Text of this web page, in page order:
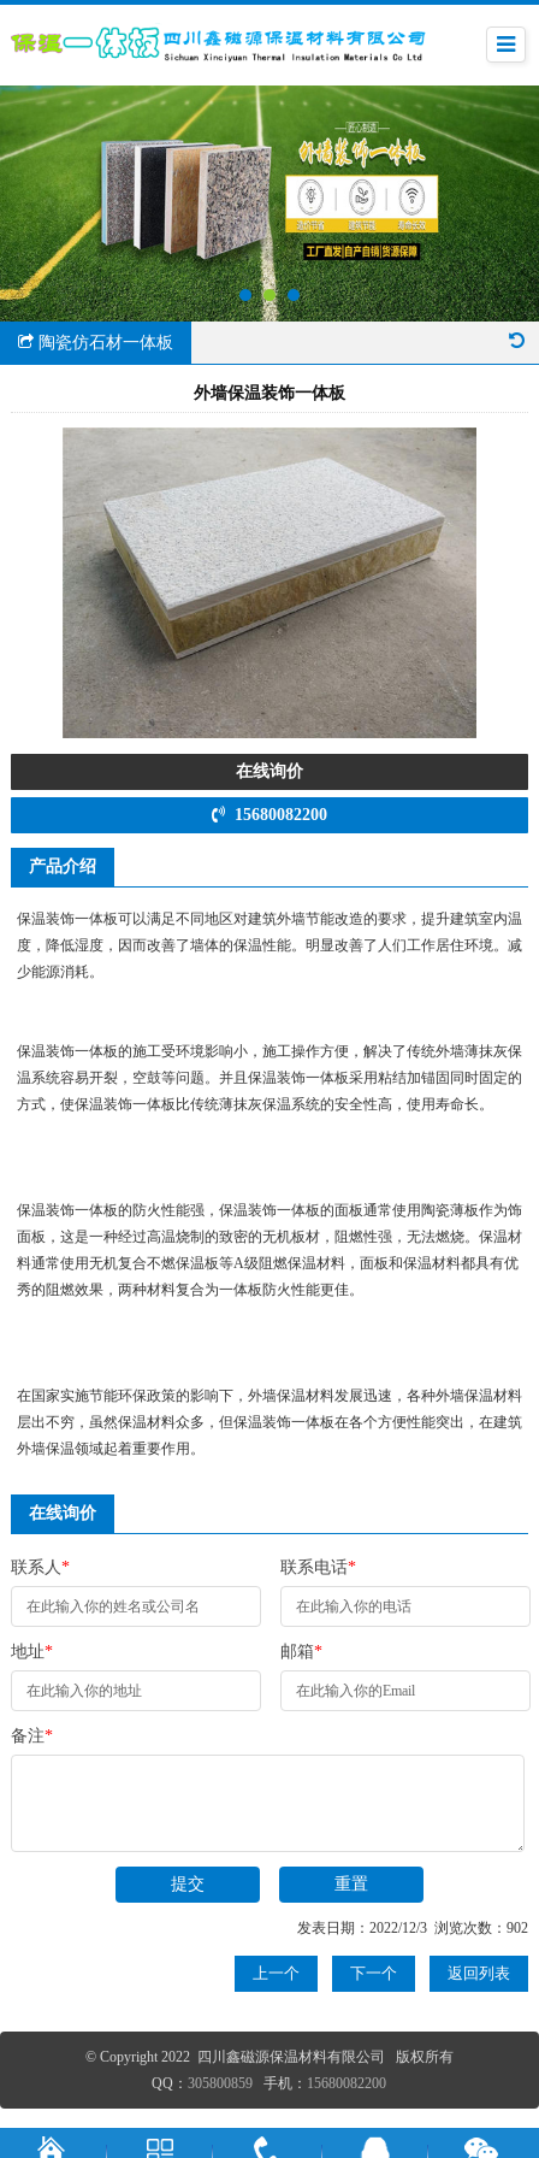
陶瓷仿石材一体板
外墙保温装饰一体板
在线询价
15680082200
产品介绍
保温装饰一体板可以满足不同地区对建筑外墙节能改造的要求，提升建筑室内温
度，降低湿度，因而改善了墙体的保温性能。明显改善了人们工作居住环境。减
少能源消耗。
保温装饰一体板的施工受环境影响小，施工操作方便，解决了传统外墙薄抹灰保
温系统容易开裂，空鼓等问题。并且保温装饰一体板采用粘结加锚固同时固定的
方式，使保温装饰一体板比传统薄抹灰保温系统的安全性高，使用寿命长。
保温装饰一体板的防火性能强，保温装饰一体板的面板通常使用陶瓷薄板作为饰
面板，这是一种经过高温烧制的致密的无机板材，阻燃性强，无法燃烧。保温材
料通常使用无机复合不燃保温板等A级阻燃保温材料，面板和保温材料都具有优
秀的阻燃效果，两种材料复合为一体板防火性能更佳。
在国家实施节能环保政策的影响下，外墙保温材料发展迅速，各种外墙保温材料
层出不穷，虽然保温材料众多，但保温装饰一体板在各个方便性能突出，在建筑
外墙保温领域起着重要作用。
在线询价
联系人* 联系电话*
地址* 邮箱*
备注*
发表日期：2022/12/3 浏览次数：902
上一个 下一个 返回列表
© Copyright 2022 四川鑫磁源保温材料有限公司 版权所有
QQ：305800859 手机： 15680082200